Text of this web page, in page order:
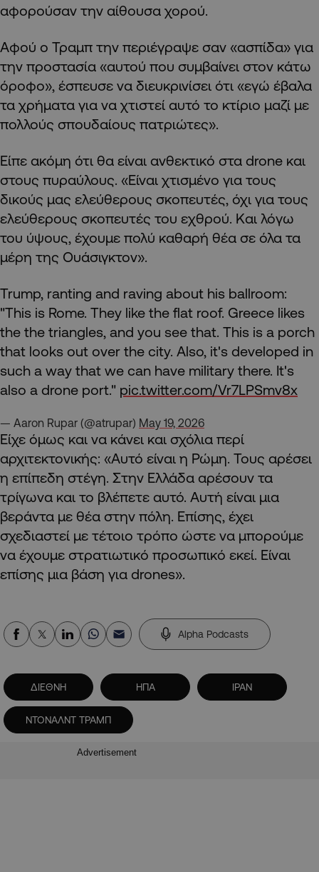
αφορούσαν την αίθουσα χορού.
Αφού ο Τραμπ την περιέγραψε σαν «ασπίδα» για
την προστασία «αυτού που συμβαίνει στον κάτω
όροφο», έσπευσε να διευκρινίσει ότι «εγώ έβαλα
τα χρήματα για να χτιστεί αυτό το κτίριο μαζί με
πολλούς σπουδαίους πατριώτες».
Είπε ακόμη ότι θα είναι ανθεκτικό στα drone και
στους πυραύλους. «Είναι χτισμένο για τους
δικούς μας ελεύθερους σκοπευτές, όχι για τους
ελεύθερους σκοπευτές του εχθρού. Και λόγω
του ύψους, έχουμε πολύ καθαρή θέα σε όλα τα
μέρη της Ουάσιγκτον».
Trump, ranting and raving about his ballroom:
"This is Rome. They like the flat roof. Greece likes
the the triangles, and you see that. This is a porch
that looks out over the city. Also, it's developed in
such a way that we can have military there. It's
also a drone port." pic.twitter.com/Vr7LPSmv8x
— Aaron Rupar (@atrupar) May 19, 2026
Είχε όμως και να κάνει και σχόλια περί
αρχιτεκτονικής: «Αυτό είναι η Ρώμη. Τους αρέσει
η επίπεδη στέγη. Στην Ελλάδα αρέσουν τα
τρίγωνα και το βλέπετε αυτό. Αυτή είναι μια
βεράντα με θέα στην πόλη. Επίσης, έχει
σχεδιαστεί με τέτοιο τρόπο ώστε να μπορούμε
να έχουμε στρατιωτικό προσωπικό εκεί. Είναι
επίσης μια βάση για drones».
Alpha Podcasts
ΔΙΕΘΝΗ ΗΠΑ ΙΡΑΝ
ΝΤΟΝΑΛΝΤ ΤΡΑΜΠ
Advertisement